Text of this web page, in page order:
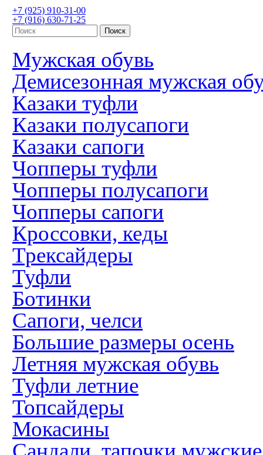
+7 (925) 910-31-00
+7 (916) 630-71-25
Мужская обувь
Демисезонная мужская
Казаки туфли
Казаки полусапоги
Казаки сапоги
Чопперы туфли
Чопперы полусапоги
Чопперы сапоги
Кроссовки, кеды
Трексайдеры
Туфли
Ботинки
Сапоги, челси
Большие размеры осень
Летняя мужская обувь
Туфли летние
Топсайдеры
Мокасины